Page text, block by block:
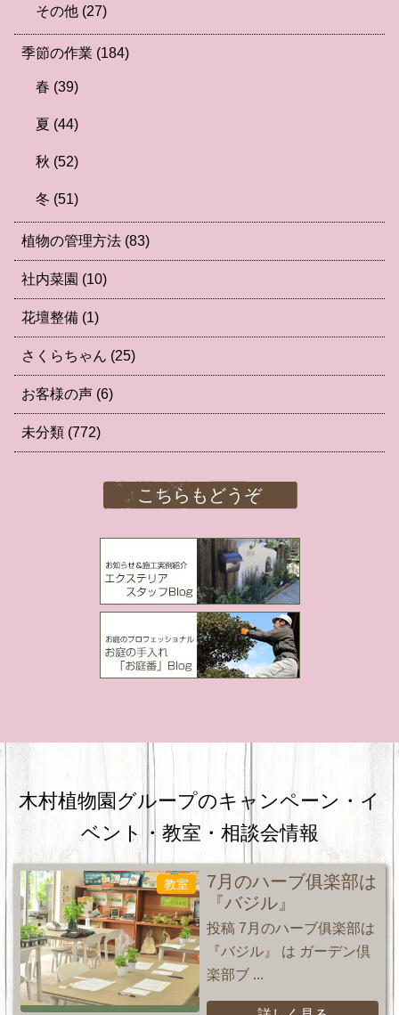
その他 (27)
季節の作業 (184)
春 (39)
夏 (44)
秋 (52)
冬 (51)
植物の管理方法 (83)
社内菜園 (10)
花壇整備 (1)
さくらちゃん (25)
お客様の声 (6)
未分類 (772)
こちらもどうぞ
木村植物園グループのキャンペーン・ イ
ベント・教室・相談会情報
教室
7月のハーブ俱楽部は
『バジル』
投稿 7月のハーブ俱楽部は
『バジル』 は ガーデン倶
楽部ブ ...